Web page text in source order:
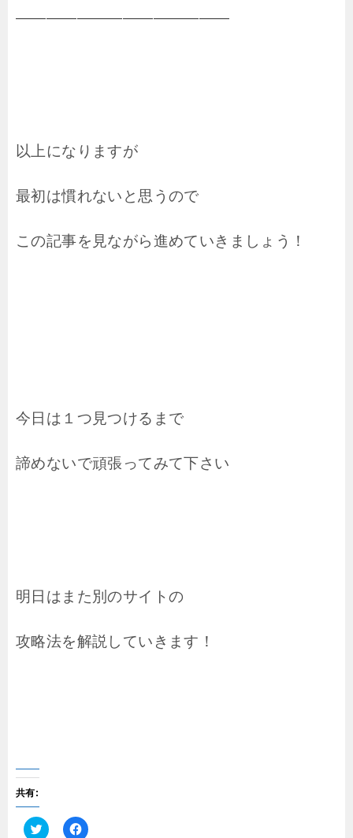
――――――――――――――
以上になりますが
最初は慣れないと思うので
この記事を見ながら進めていきましょう！
今日は１つ見つけるまで
諦めないで頑張ってみて下さい
明日はまた別のサイトの
攻略法を解説していきます！
共有: